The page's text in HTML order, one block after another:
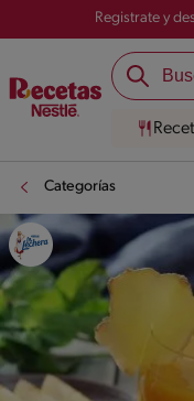
Registrate y
Categorías